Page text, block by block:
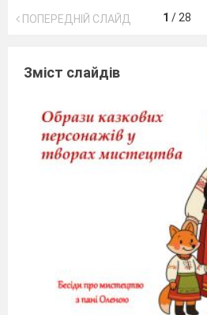
ПОПЕРЕДНІЙ СЛАЙД 1 / 28
Зміст слайдів